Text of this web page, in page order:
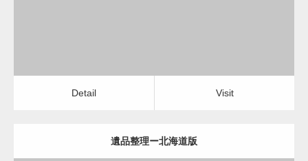
Detail Visit
遺品整理ー北海道版